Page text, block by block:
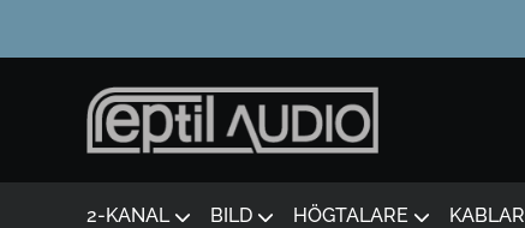
2-KANAL BILD HÖGTALARE KABLAR